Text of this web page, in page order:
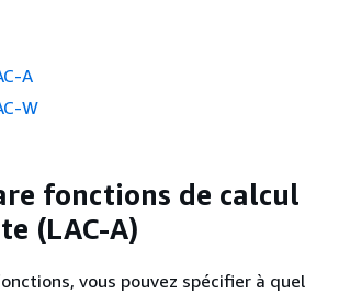
A
W
fonctions de calcul
(LAC-A)
vous pouvez spécifier à quel